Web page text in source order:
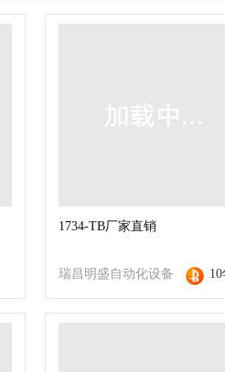
1734-TB厂家直销
瑞昌明盛自动化设备
有限公司